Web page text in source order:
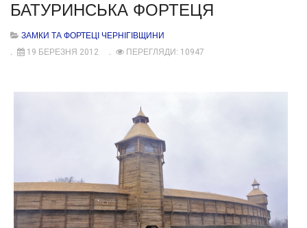
БАТУРИНСЬКА ФОРТЕЦЯ
ЗАМКИ ТА ФОРТЕЦІ ЧЕРНІГІВЩИНИ
19 БЕРЕЗНЯ 2012
ПЕРЕГЛЯДИ: 10947